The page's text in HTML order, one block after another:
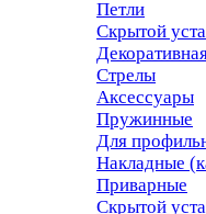
Петли
Скрытой
Стрелы
Аксессуары
Пружинные
Для
Накладные
Приварные
Скрытой